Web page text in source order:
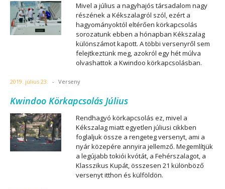
Mivel a július a nagyhajós társadalom nagy
részének a Kékszalagról szól, ezért a
hagyományoktól eltérően körkapcsolás
sorozatunk ebben a hónapban Kékszalag
különszámot kapott. A többi versenyről sem
felejtkeztünk meg, azokról egy hét múlva
olvashattok a Kwindoo körkapcsolásban.
2019. július 23. - Verseny
Kwindoo Körkapcsolás Július
Rendhagyó körkapcsolás ez, mivel a
Kékszalag miatt egyetlen júliusi cikkben
foglaljuk össze a rengeteg versenyt, ami a
nyár közepére annyira jellemző. Megemlítjük
a legújabb tokiói kvótát, a Fehérszalagot, a
Klasszikus Kupát, összesen 21 különböző
versenyt itthon és külföldön.